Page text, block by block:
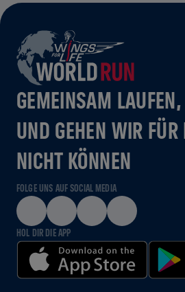
GEMEINSAM LAUFEN,
UND GEHEN WIR
NICHT KÖNNEN
FOLGE UNS AUF SOCIAL MEDIA
HOL DIR DIE APP